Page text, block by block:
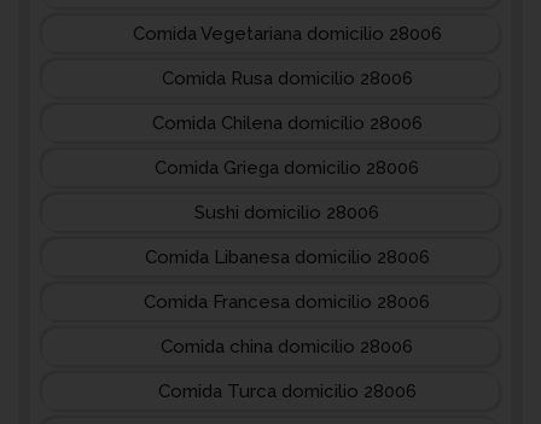
Comida Vegetariana domicilio 28006
Comida Rusa domicilio 28006
Comida Chilena domicilio 28006
Comida Griega domicilio 28006
Sushi domicilio 28006
Comida Libanesa domicilio 28006
Comida Francesa domicilio 28006
Comida china domicilio 28006
Comida Turca domicilio 28006